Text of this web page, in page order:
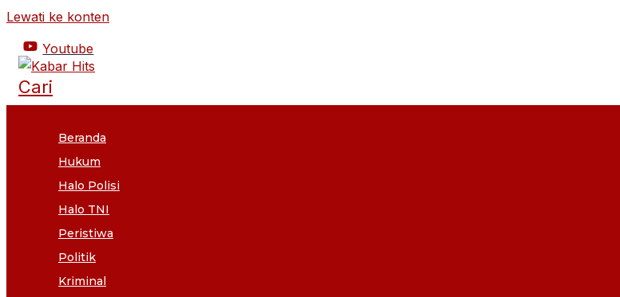
Lewati ke konten
Youtube
Cari
Beranda
Hukum
Halo Polisi
Halo TNI
Peristiwa
Politik
Kriminal